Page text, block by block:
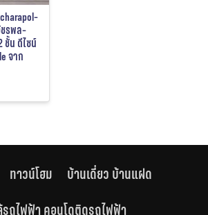
ชรพล-
ชั้น ดีไซน์
จาก
ทาวน์โฮม
บ้านเดี่ยว บ้านแฝด
รถไฟฟ้า คอนโดติดรถไฟฟ้า